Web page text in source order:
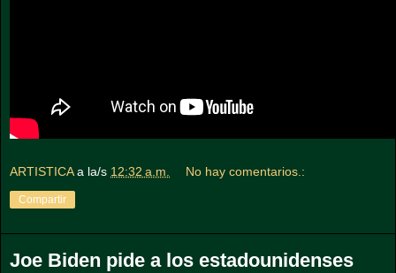
ARTISTICA a la/s 12:32 a.m. No hay comentarios.:
Compartir
Joe Biden pide a los estadounidenses